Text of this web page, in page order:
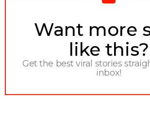
NEWSLETTER
Want more
like this?
Get the best viral stories
inbox!